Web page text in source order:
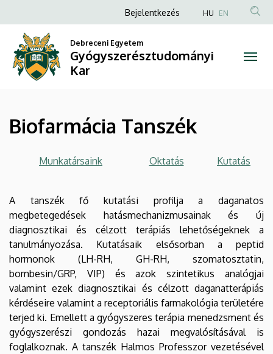
Tanszék
Gyógyszerésztudományi
a
tartalomra
Anonim
fiók
menüje
Bejelentkezés HU EN
Debreceni Egyetem
Gyógyszerésztudományi
Kar
Biofarmácia Tanszék
Munkatársaink Oktatás Kutatás
A tanszék fő kutatási profilja a daganatos
megbetegedések hatásmechanizmusainak és új
diagnosztikai és célzott terápiás lehetőségeknek a
tanulmányozása. Kutatásaik elsősorban a peptid
hormonok (LH-RH, GH-RH, szomatosztatin,
bombesin/GRP, VIP) és azok szintetikus analógjai
valamint ezek diagnosztikai és célzott daganatterápiás
kérdéseire valamint a receptoriális farmakológia területére
terjed ki. Emellett a gyógyszeres terápia menedzsment és
gyógyszerészi gondozás hazai megvalósításával is
foglalkoznak. A tanszék Halmos Professzor vezetésével